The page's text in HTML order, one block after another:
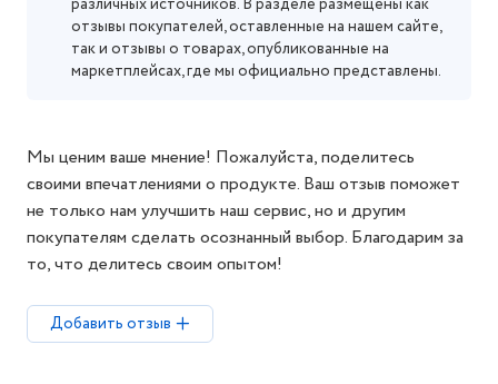
различных источников. В разделе размещены как
отзывы покупателей, оставленные на нашем сайте,
так и отзывы о товарах, опубликованные на
маркетплейсах, где мы официально представлены.
Мы ценим ваше мнение! Пожалуйста, поделитесь
своими впечатлениями о продукте. Ваш отзыв поможет
не только нам улучшить наш сервис, но и другим
покупателям сделать осознанный выбор. Благодарим за
то, что делитесь своим опытом!
Добавить отзыв